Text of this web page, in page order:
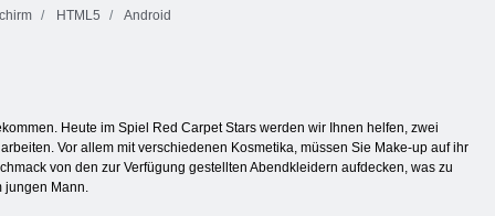
HTML5 Android
Heute im Spiel Red Carpet Stars werden wir Ihnen helfen, zwei
Vor allem mit verschiedenen Kosmetika, müssen Sie Make-up auf ihr
von den zur Verfügung gestellten Abendkleidern aufdecken, was zu
jungen Mann.